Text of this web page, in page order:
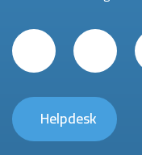
Helpdesk